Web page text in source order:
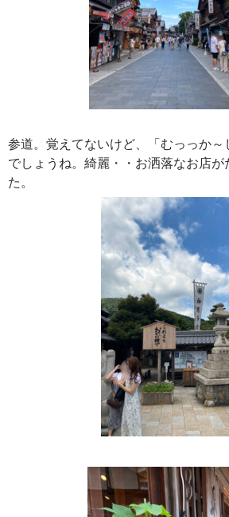
参道。覚えてないけど、「むっっか～
でしょうね。綺麗・・お洒落なお店が
た。